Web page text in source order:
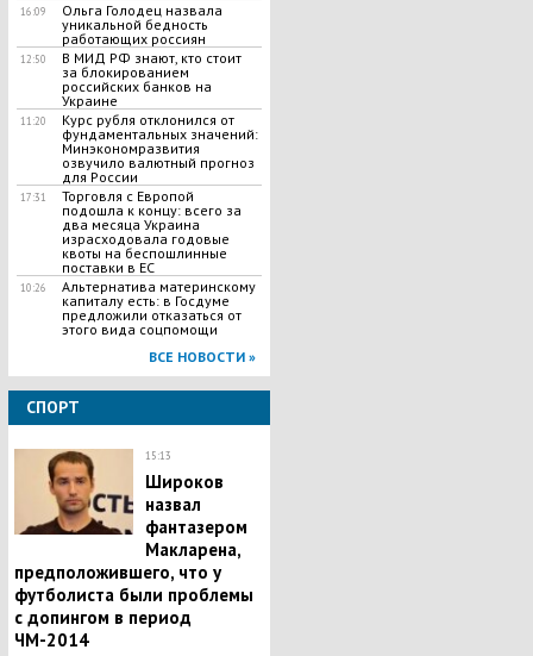
16:09
Ольга Голодец назвала
уникальной бедность
работающих россиян
12:50
В МИД РФ знают, кто стоит
за блокированием
российских банков на
Украине
11:20
Курс рубля отклонился от
фундаментальных значений:
Минэкономразвития
озвучило валютный прогноз
для России
17:31
Торговля с Европой
подошла к концу: всего за
два месяца Украина
израсходовала годовые
квоты на беспошлинные
поставки в ЕС
10:26
Альтернатива материнскому
капиталу есть: в Госдуме
предложили отказаться от
этого вида соцпомощи
ВСЕ НОВОСТИ »
СПОРТ
15:13
Широков
назвал
фантазером
Макларена,
предположившего, что у
футболиста были проблемы
с допингом в период
ЧМ-2014